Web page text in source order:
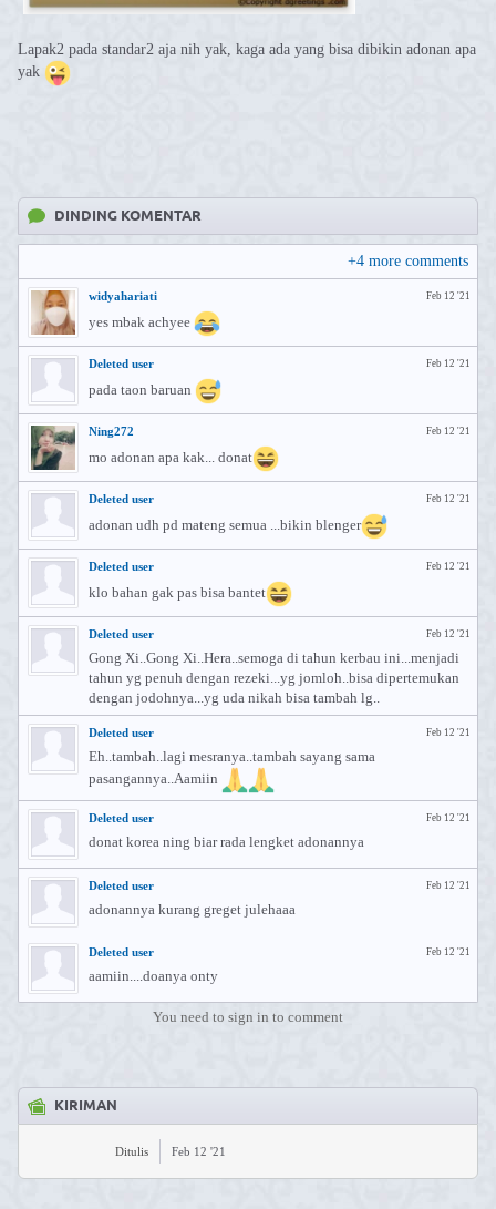
Lapak2 pada standar2 aja nih yak, kaga ada yang bisa dibikin adonan apa
yak
DINDING KOMENTAR
+4 more comments
Feb 12 '21
widyahariati
yes mbak achyee
Feb 12 '21
Deleted user
pada taon baruan
Feb 12 '21
Ning272
mo adonan apa kak... donat
Feb 12 '21
Deleted user
adonan udh pd mateng semua ...bikin blenger
Feb 12 '21
Deleted user
klo bahan gak pas bisa bantet
Feb 12 '21
Deleted user
Gong Xi..Gong Xi..Hera..semoga di tahun kerbau ini...menjadi
tahun yg penuh dengan rezeki...yg jomloh..bisa dipertemukan
dengan jodohnya...yg uda nikah bisa tambah lg..
Feb 12 '21
Deleted user
Eh..tambah..lagi mesranya..tambah sayang sama
pasangannya..Aamiin
Feb 12 '21
Deleted user
donat korea ning biar rada lengket adonannya
Feb 12 '21
Deleted user
adonannya kurang greget julehaaa
Feb 12 '21
Deleted user
aamiin....doanya onty
You need to sign in to comment
KIRIMAN
Ditulis Feb 12 '21